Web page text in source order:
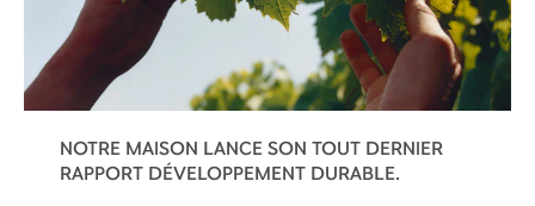
NOTRE MAISON LANCE SON TOUT DERNIER
RAPPORT DÉVELOPPEMENT DURABLE.